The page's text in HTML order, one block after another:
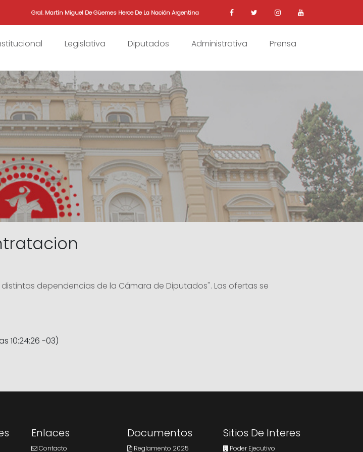
Gral. Martín Miguel De Güemes Heroe De La Nación Argentina
Legislativa Diputados Administrativa Prensa
dependencias de la Cámara de Diputados''. Las ofertas se
10:24:26 -03)
Enlaces
Contacto
Documentos
Reglamento 2025
Sitios De Interes
Poder Ejecutivo